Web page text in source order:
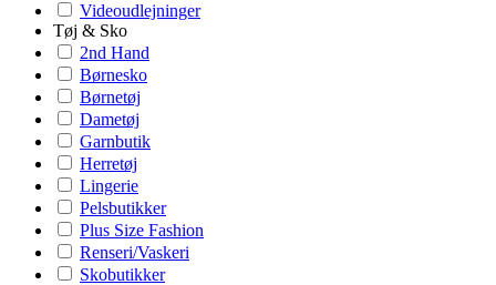
Videoudlejninger
Tøj & Sko
2nd Hand
Børnesko
Børnetøj
Dametøj
Garnbutik
Herretøj
Lingerie
Pelsbutikker
Plus Size Fashion
Renseri/Vaskeri
Skobutikker